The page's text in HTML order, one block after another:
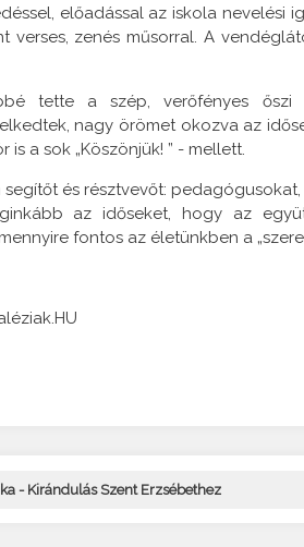
előadással az iskola nevelési
verses, zenés műsorral. A
tette a szép, verőfényes őszi
nagy örömet okozva az
a sok „Köszönjük! ” - mellett.
és résztvevőt:
az időseket, hogy az
fontos az életünkben a
- Kirándulás Szent Erzsébethez